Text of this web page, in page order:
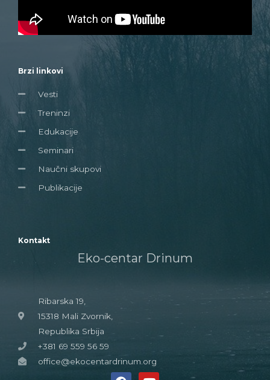
Brzi linkovi
Vesti
Treninzi
Edukacije
Seminari
Naučni skupovi
Publikacije
Kontakt
Eko-centar Drinum
Ribarska 19,
15318 Mali Zvornik,
Republika Srbija
+381 69 559 56 59
office@ekocentardrinum.org